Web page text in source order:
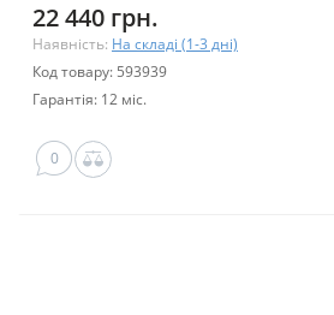
22 440 грн.
Наявність: На складі (1-3 дні)
Код товару: 593939
Гарантія: 12 міс.
0